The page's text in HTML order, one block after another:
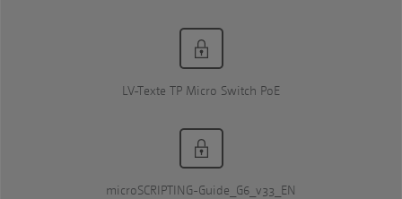
LV-Texte TP Micro Switch PoE
microSCRIPTING-Guide_G6_v33_EN